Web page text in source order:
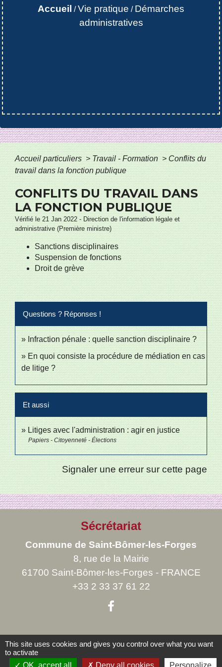
Accueil /Vie pratique / Démarches
administratives
Accueil particuliers > Travail - Formation > Conflits du
travail dans la fonction publique
CONFLITS DU TRAVAIL DANS
LA FONCTION PUBLIQUE
Vérifié le 21 Jan 2022 - Direction de l'information légale et
administrative (Première ministre)
Sanctions disciplinaires
Suspension de fonctions
Droit de grève
Questions ? Réponses !
Infraction pénale : quelle sanction disciplinaire ?
En quoi consiste la procédure de médiation en cas
de litige ?
Et aussi
Litiges avec l'administration : agir en justice
Papiers - Citoyenneté - Élections
Signaler une erreur sur cette page
Sécrétariat
Commune de Saint-Bômer-les-Forges
8, rue de la Mairie
61700 Saint-Bômer-les-Forges - FRANCE
+33 2 33 37 61 22
Liens
This site uses cookies and gives you control over what you want
to activate
OK, accept all
Deny all cookies Personalize